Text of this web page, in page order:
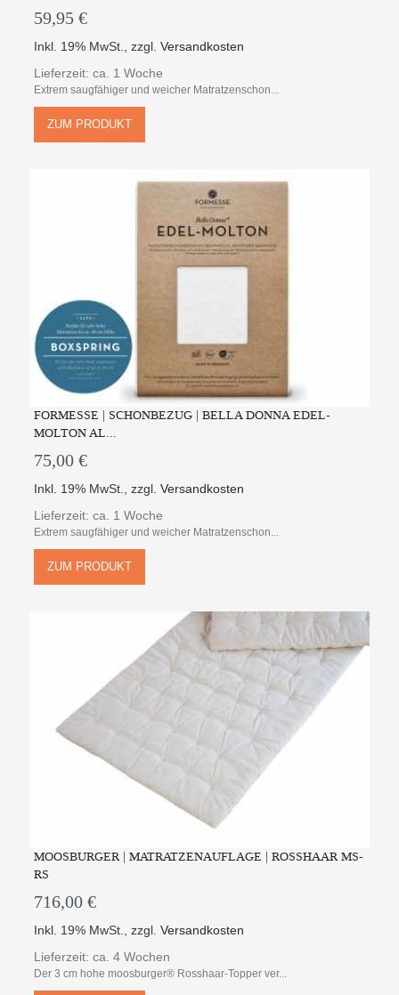
59,95 €
Inkl. 19% MwSt. ,zzgl.Versandkosten
Lieferzeit: ca. 1 Woche
Extrem saugfähiger und weicher Matratzenschon...
ZUM PRODUKT
FORMESSE | SCHONBEZUG | BELLA DONNA EDEL-
MOLTON AL...
75,00 €
Inkl. 19% MwSt. ,zzgl.Versandkosten
Lieferzeit: ca. 1 Woche
Extrem saugfähiger und weicher Matratzenschon...
ZUM PRODUKT
MOOSBURGER | MATRATZENAUFLAGE | ROSSHAAR MS-
RS
716,00 €
Inkl. 19% MwSt.,zzgl.Versandkosten
Lieferzeit: ca. 4 Wochen
Der 3 cm hohe moosburger® Rosshaar-Topper ver...